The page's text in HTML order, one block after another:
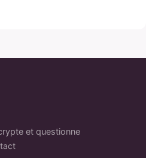
et questionne